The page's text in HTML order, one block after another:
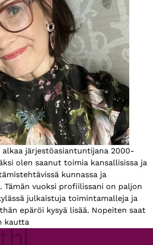
järjestöasiantuntijana 2000-
olen saanut toimia kansallisissa ja
kunnassa ja
Tämän vuoksi profiilissani on paljon
julkaistuja toimintamalleja ja
epäröi kysyä lisää. Nopeiten saat
kautta